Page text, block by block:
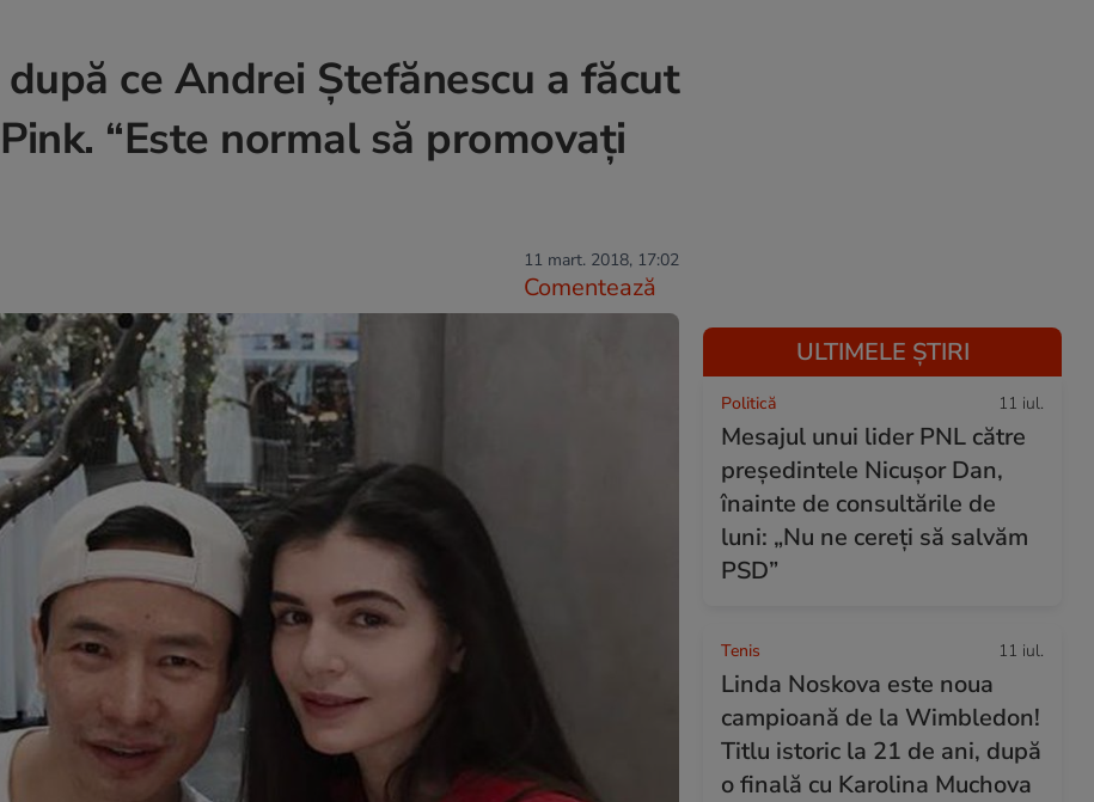
ce Andrei Ștefănescu a făcut
“Este normal să promovați
11 mart. 2018, 17:02
Comentează
ULTIMELE ȘTIRI
Politică 11 iul.
Mesajul unui lider PNL către
președintele Nicușor Dan,
înainte de consultările de
luni: „Nu ne cereți să salvăm
PSD”
Tenis 11 iul.
Linda Noskova este noua
campioană de la Wimbledon!
Titlu istoric la 21 de ani, după
o finală cu Karolina Muchova